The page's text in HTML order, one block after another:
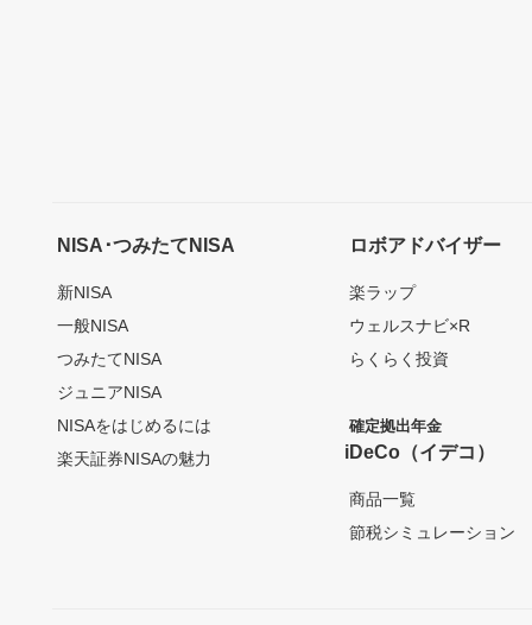
NISA･つみたてNISA
新NISA
一般NISA
つみたてNISA
ジュニアNISA
NISAをはじめるには
楽天証券NISAの魅力
ロボアドバイザー
楽ラップ
ウェルスナビ×R
らくらく投資
確定拠出年金
iDeCo（イデコ）
商品一覧
節税シミュレーション